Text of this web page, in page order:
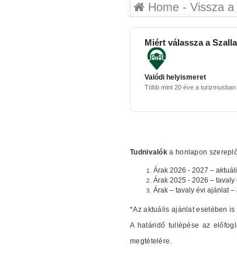
Home - Vissza
Miért válassza a
Valódi helyismeret
Több mint 20 éve a turizmusban
Tudnivalók a honlapon
Árak 2026 - 2027 –
Árak 2025 - 2026 –
Árak – tavaly évi ajánlat
*Az aktuális ajánlat esetében
A határidő tullépése az
megtételére.